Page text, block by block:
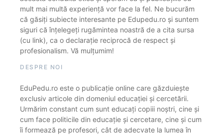
mult mai multă experiență vor face la fel. Ne bucurăm
că găsiți subiecte interesante pe Edupedu.ro și suntem
siguri că înțelegeți rugămintea noastră de a cita sursa
(cu link), ca o declarație reciprocă de respect și
profesionalism. Vă mulțumim!
DESPRE NOI
EduPedu.ro este o publicație online care găzduiește
exclusiv articole din domeniul educației și cercetării.
Urmărim constant cum sunt educați copiii noștri, cine și
cum face politicile din educație și cercetare, cine și cum
îi formează pe profesori, cât de adecvate la lumea în